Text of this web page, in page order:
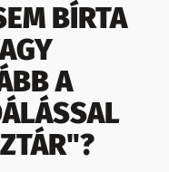
BÍRTA
A